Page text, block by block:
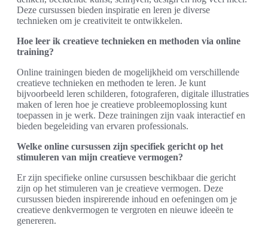
Deze cursussen bieden inspiratie en leren je diverse
technieken om je creativiteit te ontwikkelen.
Hoe leer ik creatieve technieken en methoden via online
training?
Online trainingen bieden de mogelijkheid om verschillende
creatieve technieken en methoden te leren. Je kunt
bijvoorbeeld leren schilderen, fotograferen, digitale illustraties
maken of leren hoe je creatieve probleemoplossing kunt
toepassen in je werk. Deze trainingen zijn vaak interactief en
bieden begeleiding van ervaren professionals.
Welke online cursussen zijn specifiek gericht op het
stimuleren van mijn creatieve vermogen?
Er zijn specifieke online cursussen beschikbaar die gericht
zijn op het stimuleren van je creatieve vermogen. Deze
cursussen bieden inspirerende inhoud en oefeningen om je
creatieve denkvermogen te vergroten en nieuwe ideeën te
genereren.